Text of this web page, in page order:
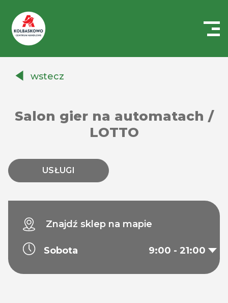
Auchanwstecz
Salon gier na automatach /
LOTTO
USŁUGI
Znajdź sklep na mapie
Sobota 9:00 - 21:00